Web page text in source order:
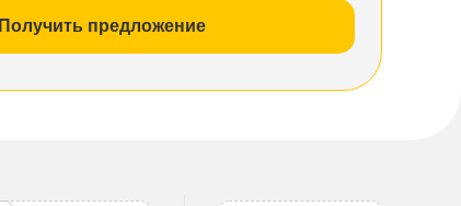
Получить предложение